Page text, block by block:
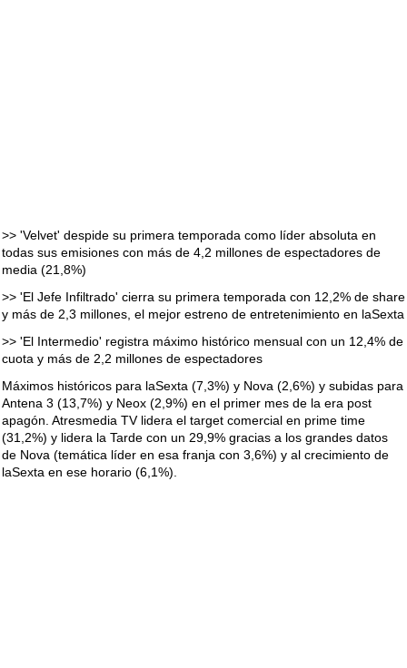
>> 'Velvet' despide su primera temporada como líder absoluta en
todas sus emisiones con más de 4,2 millones de espectadores de
media (21,8%)
>> 'El Jefe Infiltrado' cierra su primera temporada con 12,2% de share
y más de 2,3 millones, el mejor estreno de entretenimiento en laSexta
>> 'El Intermedio' registra máximo histórico mensual con un 12,4% de
cuota y más de 2,2 millones de espectadores
Máximos históricos para laSexta (7,3%) y Nova (2,6%) y subidas para
Antena 3 (13,7%) y Neox (2,9%) en el primer mes de la era post
apagón. Atresmedia TV lidera el target comercial en prime time
(31,2%) y lidera la Tarde con un 29,9% gracias a los grandes datos
de Nova (temática líder en esa franja con 3,6%) y al crecimiento de
laSexta en ese horario (6,1%).